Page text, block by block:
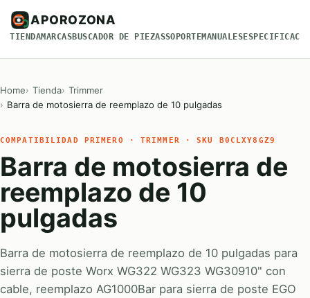
APOROZONA
TIENDAMARCASBUSCADOR DE PIEZASSOPORTEMANUALES
Home Tienda
Trimmer
Barra de motosierra de reemplazo de 10 pulgadas
COMPATIBILIDAD PRIMERO · TRIMMER · SKU B0CLXY8GZ9
Barra de motosierra de
reemplazo de 10
pulgadas
Barra de motosierra de reemplazo de 10 pulgadas para
sierra de poste Worx WG322 WG323 WG30910" con
cable, reemplazo AG1000Bar para sierra de poste EGO